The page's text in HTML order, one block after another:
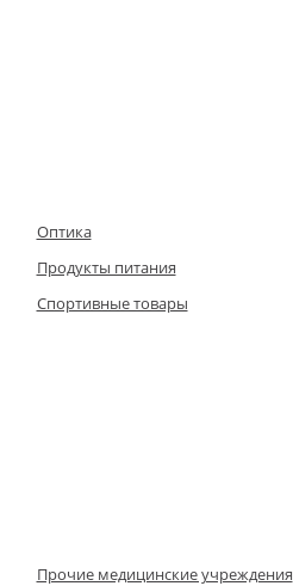
Оптика
Продукты питания
Спортивные товары
Прочие медицинские учреждения